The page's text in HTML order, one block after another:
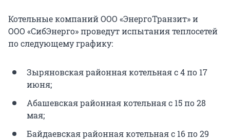
Котельные компаний ООО «ЭнергоТранзит» и
ООО «СибЭнерго» проведут испытания теплосетей
по следующему графику:
Зыряновская районная котельная с 4 по 17
июня;
Абашевская районная котельная с 15 по 28
мая;
Байдаевская районная котельная с 16 по 29